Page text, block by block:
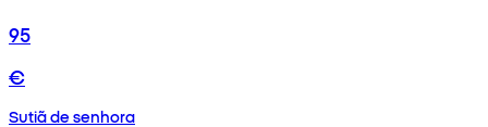
95
€
Sutiã de senhora